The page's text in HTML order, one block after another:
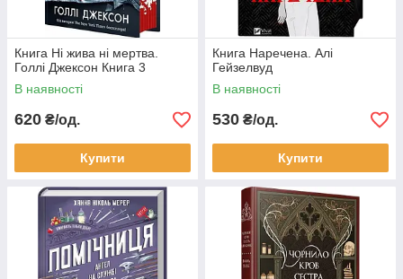
Книга Ні жива ні мертва.
Голлі Джексон Книга 3
В наявності
620 ₴/од.
Купити
Книга Наречена. Алі
Гейзелвуд
В наявності
530 ₴/од.
Купити